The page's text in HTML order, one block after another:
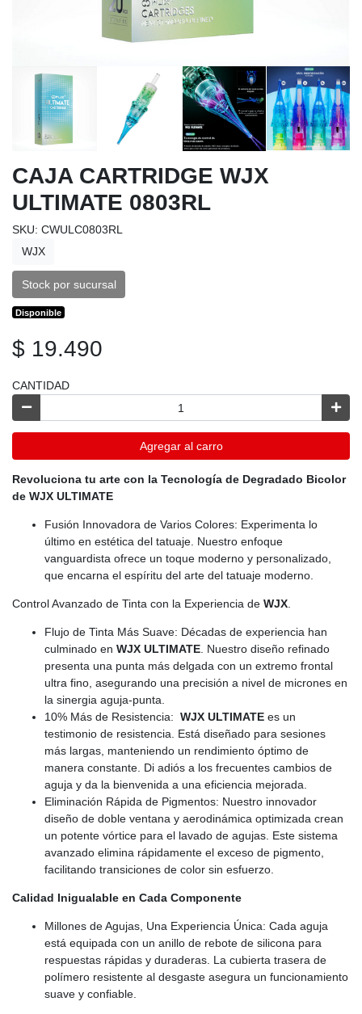
CAJA CARTRIDGE WJX
ULTIMATE 0803RL
SKU: CWULC0803RL
WJX
Stock por sucursal
Disponible
$ 19.490
CANTIDAD
Agregar al carro
Revoluciona tu arte con la Tecnología de Degradado Bicolor
de WJX ULTIMATE
Fusión Innovadora de Varios Colores: Experimenta lo
último en estética del tatuaje. Nuestro enfoque
vanguardista ofrece un toque moderno y personalizado,
que encarna el espíritu del arte del tatuaje moderno.
Control Avanzado de Tinta con la Experiencia de WJX
Flujo de Tinta Más Suave: Décadas de experiencia han
culminado en WJX ULTIMATE . Nuestro diseño refinado
presenta una punta más delgada con un extremo frontal
ultra fino, asegurando una precisión a nivel de micrones en
la sinergia aguja-punta.
10% Más de Resistencia: WJX ULTIMATE es un
testimonio de resistencia. Está diseñado para sesiones
más largas, manteniendo un rendimiento óptimo de
manera constante. Di adiós a los frecuentes cambios de
aguja y da la bienvenida a una eficiencia mejorada.
Eliminación Rápida de Pigmentos: Nuestro innovador
diseño de doble ventana y aerodinámica optimizada crean
un potente vórtice para el lavado de agujas. Este sistema
avanzado elimina rápidamente el exceso de pigmento,
facilitando transiciones de color sin esfuerzo.
Calidad Inigualable en Cada Componente
Millones de Agujas, Una Experiencia Única: Cada aguja
está equipada con un anillo de rebote de silicona para
respuestas rápidas y duraderas. La cubierta trasera de
polímero resistente al desgaste asegura un funcionamiento
suave y confiable.